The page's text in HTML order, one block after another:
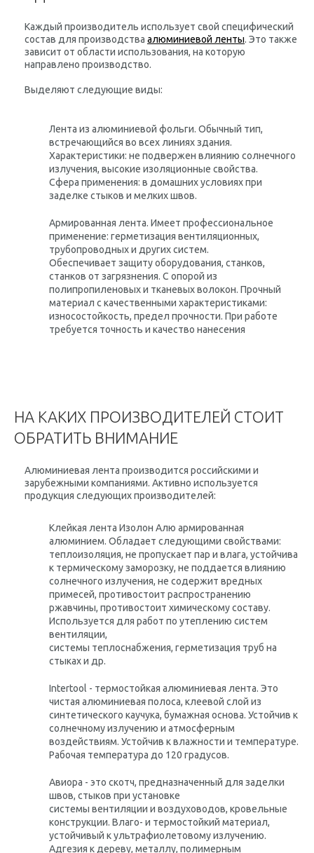
Каждый производитель использует свой специфический
состав для производства алюминиевой ленты. Это также
зависит от области использования, на которую
направлено производство.
Выделяют следующие виды:
Лента из алюминиевой фольги. Обычный тип,
встречающийся во всех линиях здания.
Характеристики: не подвержен влиянию солнечного
излучения, высокие изоляционные свойства.
Сфера применения: в домашних условиях при
заделке стыков и мелких швов.
Армированная лента. Имеет профессиональное
применение: герметизация вентиляционных,
трубопроводных и других систем.
Обеспечивает защиту оборудования, станков,
станков от загрязнения. С опорой из
полипропиленовых и тканевых волокон. Прочный
материал с качественными характеристиками:
износостойкость, предел прочности. При работе
требуется точность и качество нанесения
НА КАКИХ ПРОИЗВОДИТЕЛЕЙ СТОИТ
ОБРАТИТЬ ВНИМАНИЕ
Алюминиевая лента производится российскими и
зарубежными компаниями. Активно используется
продукция следующих производителей:
Клейкая лента Изолон Алю армированная
алюминием. Обладает следующими свойствами:
теплоизоляция, не пропускает пар и влага, устойчива
к термическому заморозку, не поддается влиянию
солнечного излучения, не содержит вредных
примесей, противостоит распространению
ржавчины, противостоит химическому составу.
Используется для работ по утеплению систем
вентиляции,
системы теплоснабжения, герметизация труб на
стыках и др.
Intertool - термостойкая алюминиевая лента. Это
чистая алюминиевая полоса, клеевой слой из
синтетического каучука, бумажная основа. Устойчив к
солнечному излучению и атмосферным
воздействиям. Устойчив к влажности и температуре.
Рабочая температура до 120 градусов.
Авиора - это скотч, предназначенный для заделки
швов, стыков при установке
системы вентиляции и воздуховодов, кровельные
конструкции. Влаго- и термостойкий материал,
устойчивый к ультрафиолетовому излучению.
Адгезия к дереву, металлу, полимерным